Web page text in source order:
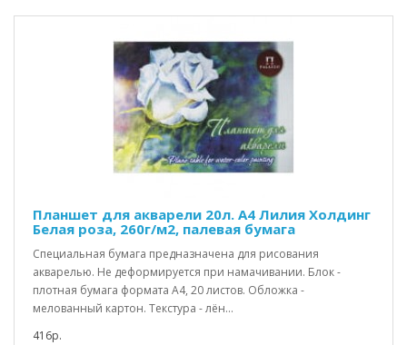
Планшет для акварели 20л. А4 Лилия Холдинг
Белая роза, 260г/м2, палевая бумага
Специальная бумага предназначена для рисования
акварелью. Не деформируется при намачивании. Блок -
плотная бумага формата А4, 20 листов. Обложка -
мелованный картон. Текстура - лён...
416р.